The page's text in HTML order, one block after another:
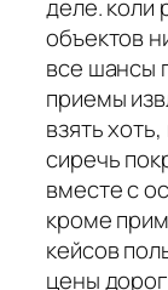
деле. коли
объектов
все шансы
приемы
взять
сиречь
вместе с
кроме
кейсов
цены